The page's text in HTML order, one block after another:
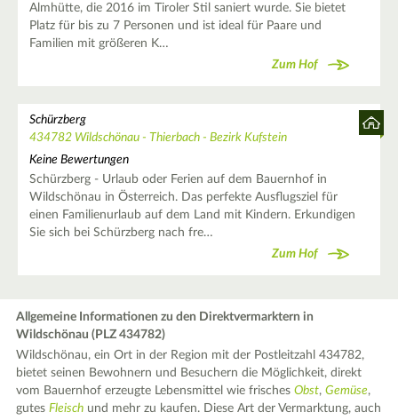
Almhütte, die 2016 im Tiroler Stil saniert wurde. Sie bietet
Platz für bis zu 7 Personen und ist ideal für Paare und
Familien mit größeren K…
Zum Hof
Schürzberg
434782 Wildschönau - Thierbach - Bezirk Kufstein
Keine Bewertungen
Schürzberg - Urlaub oder Ferien auf dem Bauernhof in
Wildschönau in Österreich. Das perfekte Ausflugsziel für
einen Familienurlaub auf dem Land mit Kindern. Erkundigen
Sie sich bei Schürzberg nach fre…
Zum Hof
Allgemeine Informationen zu den Direktvermarktern in
Wildschönau (PLZ 434782)
Wildschönau, ein Ort in der Region mit der Postleitzahl 434782,
bietet seinen Bewohnern und Besuchern die Möglichkeit, direkt
vom Bauernhof erzeugte Lebensmittel wie frischesObst,Gemüse,
gutesFleisch und mehr zu kaufen. Diese Art der Vermarktung, auch